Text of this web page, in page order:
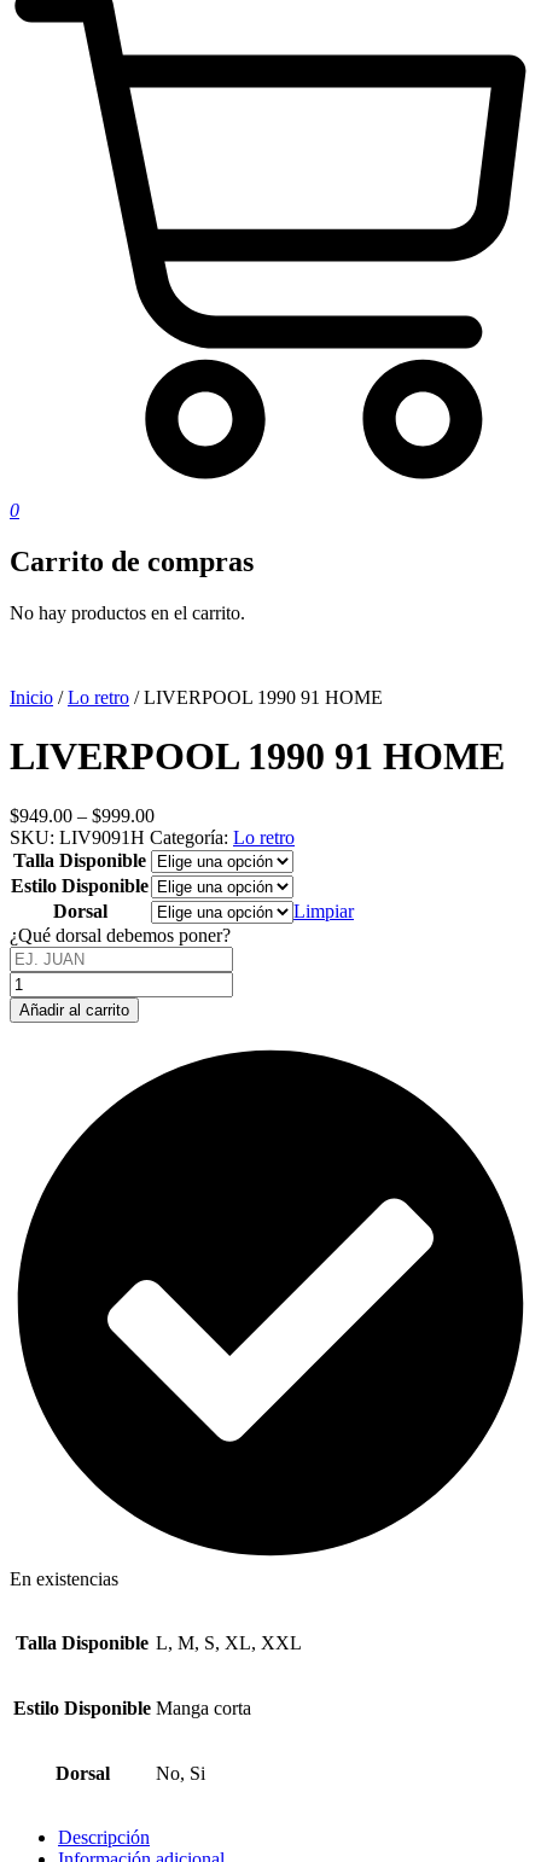
0
Carrito de compras
No hay productos en el carrito.
Inicio /Lo retro / LIVERPOOL 1990 91 HOME
LIVERPOOL 1990 91 HOME
$949.00 – $999.00Price
range:
$949.00
through
$999.00
SKU: LIV9091H Categoría: Lo retro
Talla Disponible
Estilo Disponible
Dorsal
Limpiar
¿Qué dorsal debemos poner?
LIVERPOOL
1990
91
Añadir al carrito
En existencias
Talla Disponible L, M, S, XL, XXL
Estilo Disponible Manga corta
Dorsal No, Si
Descripción